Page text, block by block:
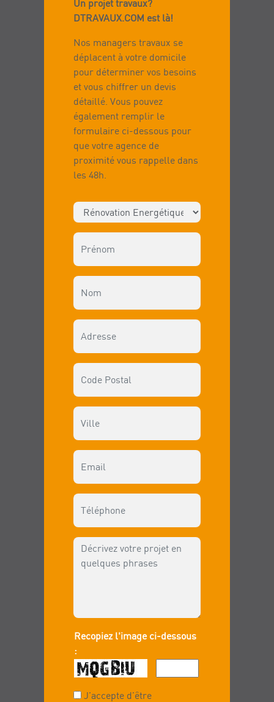
Un projet travaux?
DTRAVAUX.COM est là!
Nos managers travaux se
déplacent à votre domicile
pour déterminer vos besoins
et vous chiffrer un devis
détaillé. Vous pouvez
également remplir le
formulaire ci-dessous pour
que votre agence de
proximité vous rappelle dans
les 48h.
Recopiez l'image ci-dessous
:
J’accepte d’être